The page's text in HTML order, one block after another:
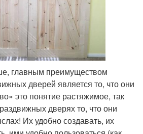
главным преимуществом
дверей является то, что они
это понятие растяжимое, так
дверях то, что они
Их удобно создавать, их